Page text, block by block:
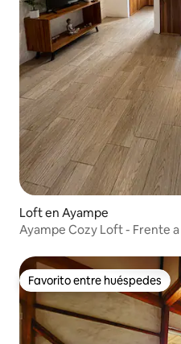
Loft en Ayampe
Ayampe Cozy Loft - Frente a
Favorito entre huéspedes
Favorito entre huéspedes